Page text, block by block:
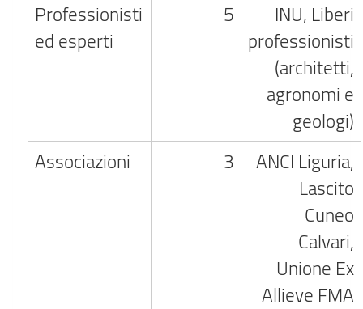
Professionisti
ed esperti
5
INU, Liberi
professionisti
(architetti,
agronomi e
geologi)
Associazioni
3
ANCI Liguria,
Lascito
Cuneo
Calvari,
Unione Ex
Allieve FMA